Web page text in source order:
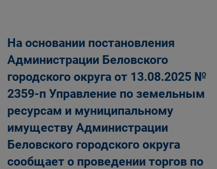
На основании постановления
Администрации Беловского
городского округа от 13.08.2025 №
2359-п Управление по земельным
ресурсам и муниципальному
имуществу Администрации
Беловского городского округа
сообщает о проведении торгов по